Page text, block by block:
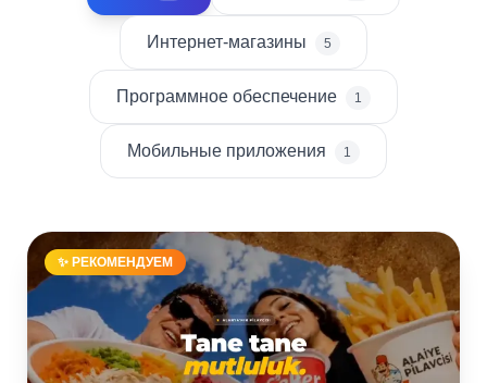
Интернет-магазины 5
Программное обеспечение 1
Мобильные приложения 1
✨ РЕКОМЕНДУЕМ
Открыть